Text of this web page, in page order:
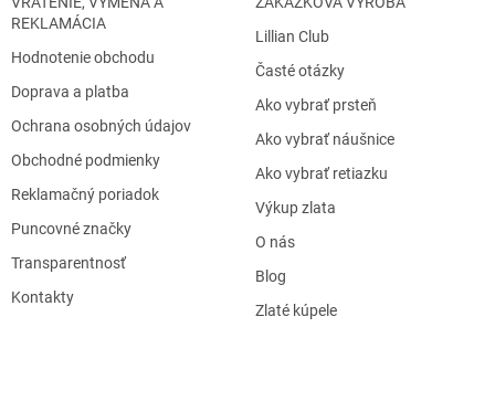
REKLAMÁCIA
Hodnotenie obchodu
Doprava a platba
Ochrana osobných údajov
Obchodné podmienky
Reklamačný poriadok
Puncovné značky
Transparentnosť
Kontakty
Lillian Club
Časté otázky
Ako vybrať prsteň
Ako vybrať náušnice
Ako vybrať retiazku
Výkup zlata
O nás
Blog
Zlaté kúpele